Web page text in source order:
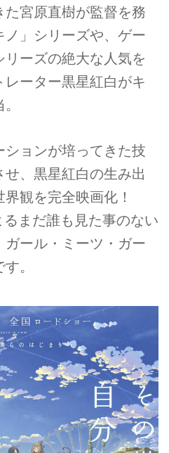
宮原直樹が監督を務
」シリーズや、ゲー
リーズの絶大な人気を
ーター黒星紅白がキ
ションが培ってきた技
、黒星紅白の生み出
観を完全映画化！
るまだ誰も見た事のない
ール・ミーツ・ガー
。